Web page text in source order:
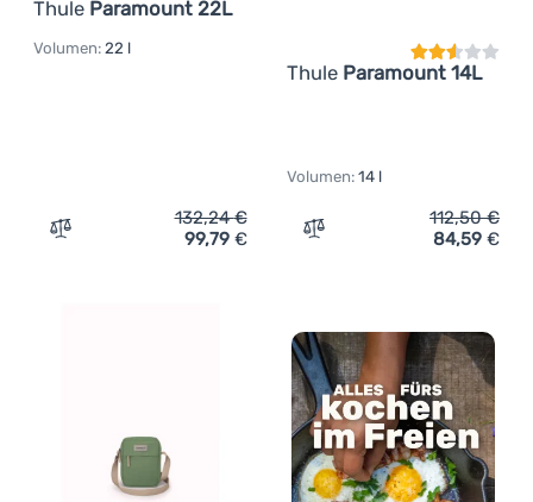
Thule Paramount 22L
Volumen: 22 l
Zum Vergleich 'Umhängetasche Thule Paramount 22L'
132,24€
99,79 €
Thule Paramount 14L
Volumen: 14 l
Zum Vergleich
112,50€
84,59 €